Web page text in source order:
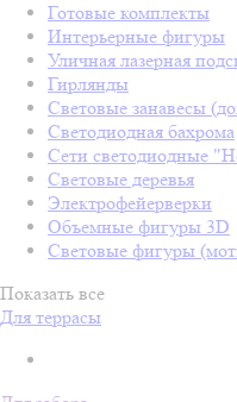
Готовые комплекты
Интерьерные фигуры
Уличная лазерная
Гирлянды
Световые занавесы
Светодиодная бахрома
Сети светодиодные
Световые деревья
Электрофейерверки
Объемные фигуры 3D
Световые фигуры
Показать все
Для террасы